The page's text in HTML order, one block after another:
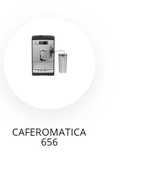
CAFEROMATICA
656